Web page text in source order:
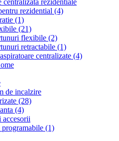
centralizata rezidentiale
rezidential (4)
(1)
(21)
flexibile (2)
retractabile (1)
centralizate (4)
de incalzire
(28)
(4)
accesorii
(1)